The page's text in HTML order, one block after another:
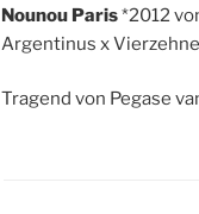
Nounou Paris*2012
Argentinus x
Tragend von Pegase